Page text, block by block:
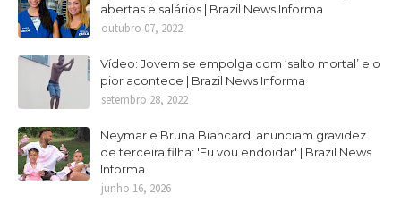
abertas e salários | Brazil News Informa
outubro 07, 2022
Vídeo: Jovem se empolga com ‘salto mortal’ e o
pior acontece | Brazil News Informa
setembro 28, 2022
Neymar e Bruna Biancardi anunciam gravidez
de terceira filha: 'Eu vou endoidar' | Brazil News
Informa
junho 16, 2026